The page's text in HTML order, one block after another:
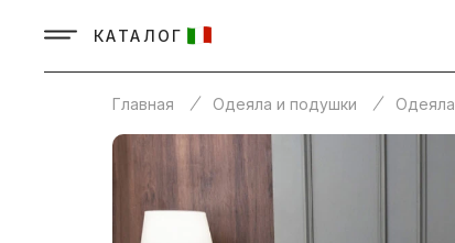
КАТАЛОГ
Главная Одеяла и подушки Одеяла